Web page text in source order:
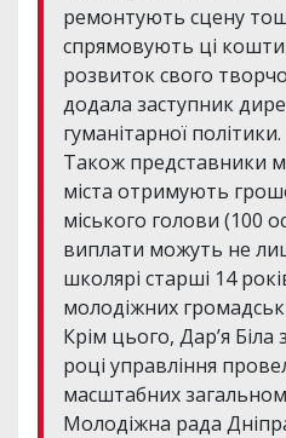
ремонтують сцену
спрямовують ці
розвиток свого
додала заступник
гуманітарної політики.
Також представники
міста отримують
міського голови (100
виплати можуть не
школярі старші 14
молодіжних
Крім цього, Дар’я
році управління
масштабних
Молодіжна рада